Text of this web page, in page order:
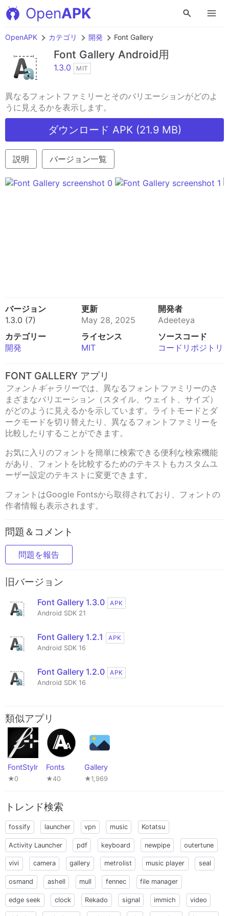
OpenAPK
OpenAPK カテゴリ 開発 Font Gallery
Font Gallery Android用
1.3.0 MIT
異なるフォントファミリーとそのバリエーションがどのよ
うに見えるかを表示します。
ダウンロード APK (21.9 MB)
説明 バージョン一覧
バージョン
1.3.0 (7)
更新
May 28, 2025
開発者
Adeeteya
カテゴリー
開発
ライセンス
MIT
ソースコード
コードリポジトリ
FONT GALLERY アプリ
フォントギャラリーでは、異なるフォントファミリーのさ
まざまなバリエーション（スタイル、ウェイト、サイズ）
がどのように見えるかを示しています。ライトモードとダ
ークモードを切り替えたり、異なるフォントファミリーを
比較したりすることができます。
お気に入りのフォントを簡単に検索できる便利な検索機能
があり、フォントを比較するためのテキストもカスタムユ
ーザー設定のテキストに変更できます。
フォントはGoogle Fontsから取得されており、フォントの
作者情報も表示されます。
問題＆コメント
問題を報告
旧バージョン
Font Gallery 1.3.0
APK
Android SDK 21
Font Gallery 1.2.1
APK
Android SDK 16
Font Gallery 1.2.0
APK
Android SDK 16
類似アプリ
FontStylr
★0
Fonts
★40
Gallery
★1,969
トレンド検索
fossify launcher vpn music Kotatsu
Activity Launcher pdf keyboard newpipe outertune
vivi camera gallery metrolist music player seal
osmand ashell mull fennec file manager
edge seek clock Rekado signal immich video